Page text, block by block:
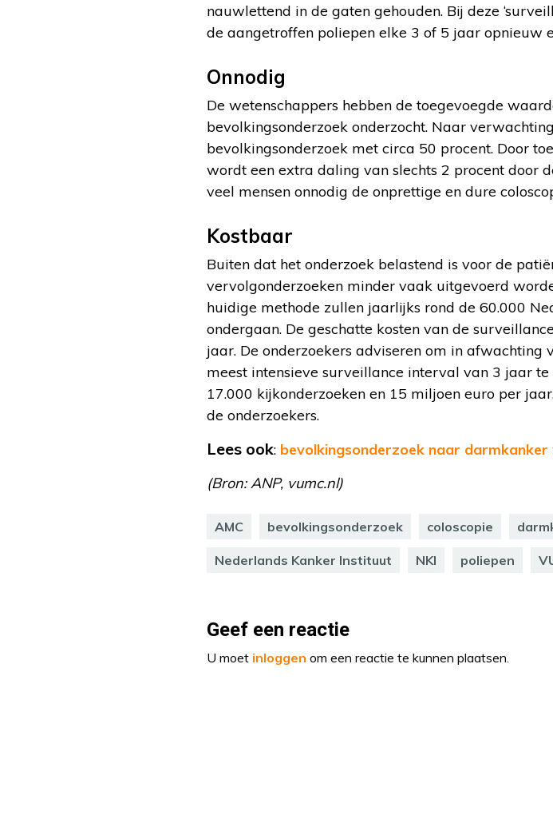
nauwlettend in de gaten gehouden. Bij deze
de aangetroffen poliepen elke 3 of 5 jaar opnieuw
Onnodig
De wetenschappers hebben de toegevoegde
bevolkingsonderzoek onderzocht. Naar
bevolkingsonderzoek met circa 50 procent. Door
wordt een extra daling van slechts 2 procent door
veel mensen onnodig de onprettige en dure
Kostbaar
Buiten dat het onderzoek belastend is voor de
vervolgonderzoeken minder vaak uitgevoerd
huidige methode zullen jaarlijks rond de 60.000
ondergaan. De geschatte kosten van de
jaar. De onderzoekers adviseren om in
meest intensieve surveillance interval van 3 jaar
17.000 kijkonderzoeken en 15 miljoen euro per
de onderzoekers.
Lees ook: bevolkingsonderzoek naar
(Bron: ANP, vumc.nl)
AMC bevolkingsonderzoek coloscopie
Nederlands Kanker Instituut NKI poliepen
Geef een reactie
U moet inloggen om een reactie te kunnen plaatsen.